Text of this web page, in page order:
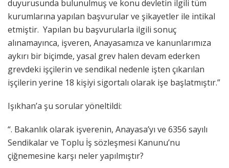
duyurusunda bulunulmuş ve konu devletin ilgili tüm
kurumlarına yapılan başvurular ve şikayetler ile intikal
etmiştir. Yapılan bu başvurularla ilgili sonuç
alınamayınca, işveren, Anayasamıza ve kanunlarımıza
aykırı bir biçimde, yasal grev halen devam ederken
grevdeki işçilerin ve sendikal nedenle işten çıkarılan
işçilerin yerine 18 kişiyi sigortalı olarak işe başlatmıştır.”
Işıkhan’a şu sorular yöneltildi:
“. Bakanlık olarak işverenin, Anayasa’yı ve 6356 sayılı
Sendikalar ve Toplu İş sözleşmesi Kanunu’nu
çiğnemesine karşı neler yapılmıştır?